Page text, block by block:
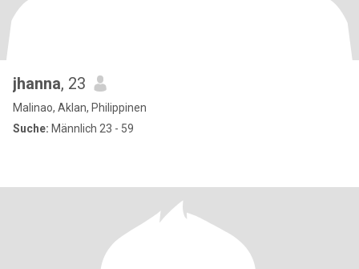
jhanna, 23
Malinao, Aklan, Philippinen
Suche: Männlich 23 - 59